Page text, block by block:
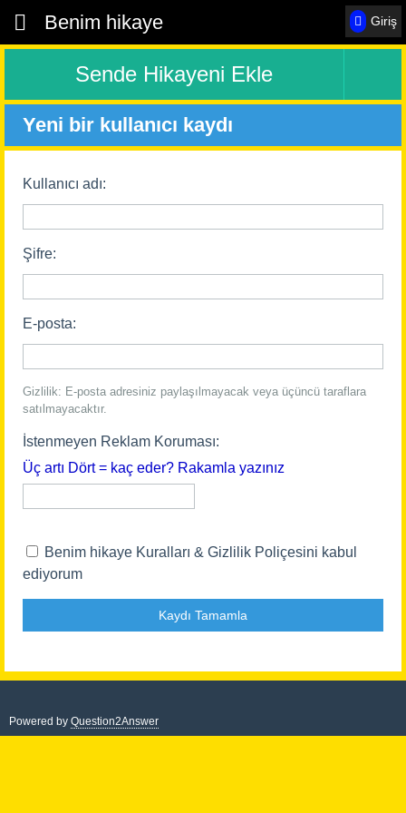
Giriş
Benim hikaye
Sende Hikayeni Ekle
Yeni bir kullanıcı kaydı
Kullanıcı adı:
Şifre:
E-posta:
Gizlilik: E-posta adresiniz paylaşılmayacak veya üçüncü taraflara
satılmayacaktır.
İstenmeyen Reklam Koruması:
Üç artı Dört = kaç eder? Rakamla yazınız
Benim hikaye Kuralları & Gizlilik Poliçesini kabul
ediyorum
Powered by Question2Answer